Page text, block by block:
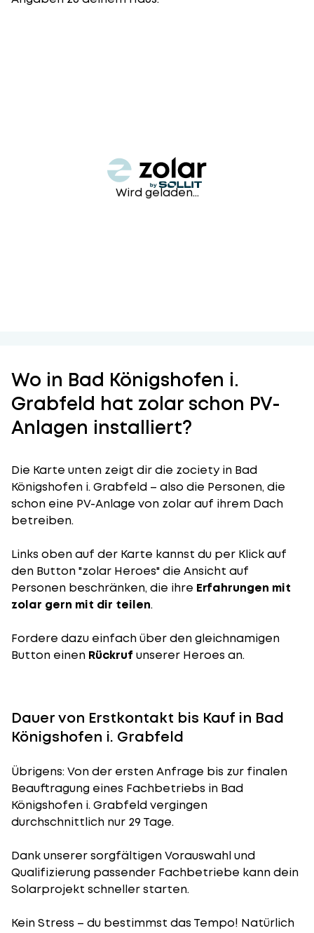
Wird geladen...
Wo in Bad Königshofen i.
Grabfeld hat zolar schon PV-
Anlagen installiert?
Die Karte unten zeigt dir die zociety in Bad
Königshofen i. Grabfeld – also die Personen, die
schon eine PV-Anlage von zolar auf ihrem Dach
betreiben.
Links oben auf der Karte kannst du per Klick auf
den Button "zolar Heroes" die Ansicht auf
Personen beschränken, die ihre Erfahrungen mit
zolar gern mit dir teilen.
Fordere dazu einfach über den gleichnamigen
Button einen Rückruf unserer Heroes an.
Dauer von Erstkontakt bis Kauf in Bad
Königshofen i. Grabfeld
Übrigens: Von der ersten Anfrage bis zur finalen
Beauftragung eines Fachbetriebs in Bad
Königshofen i. Grabfeld vergingen
durchschnittlich nur 29 Tage.
Dank unserer sorgfältigen Vorauswahl und
Qualifizierung passender Fachbetriebe kann dein
Solarprojekt schneller starten.
Kein Stress – du bestimmst das Tempo! Natürlich